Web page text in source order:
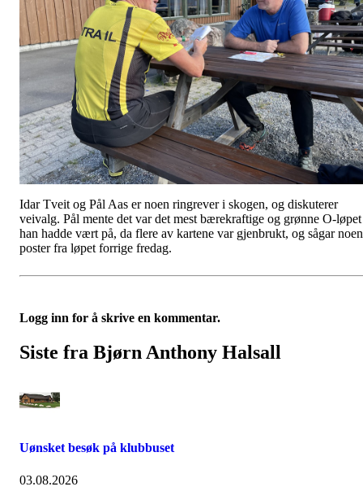
Idar Tveit og Pål Aas er noen ringrever i skogen, og diskuterer
veivalg. Pål mente det var det mest bærekraftige og grønne O-løpet
han hadde vært på, da flere av kartene var gjenbrukt, og sågar noen
poster fra løpet forrige fredag.
Logg inn for å skrive en kommentar.
Siste fra Bjørn Anthony Halsall
Uønsket besøk på klubbuset
03.08.2026